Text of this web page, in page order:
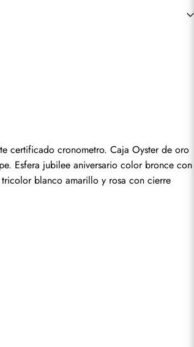
certificado cronometro. Caja Oyster de oro
Esfera jubilee aniversario color bronce con
blanco amarillo y rosa con cierre